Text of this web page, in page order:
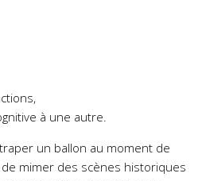
à une autre.
un ballon au moment de
mimer des scènes historiques